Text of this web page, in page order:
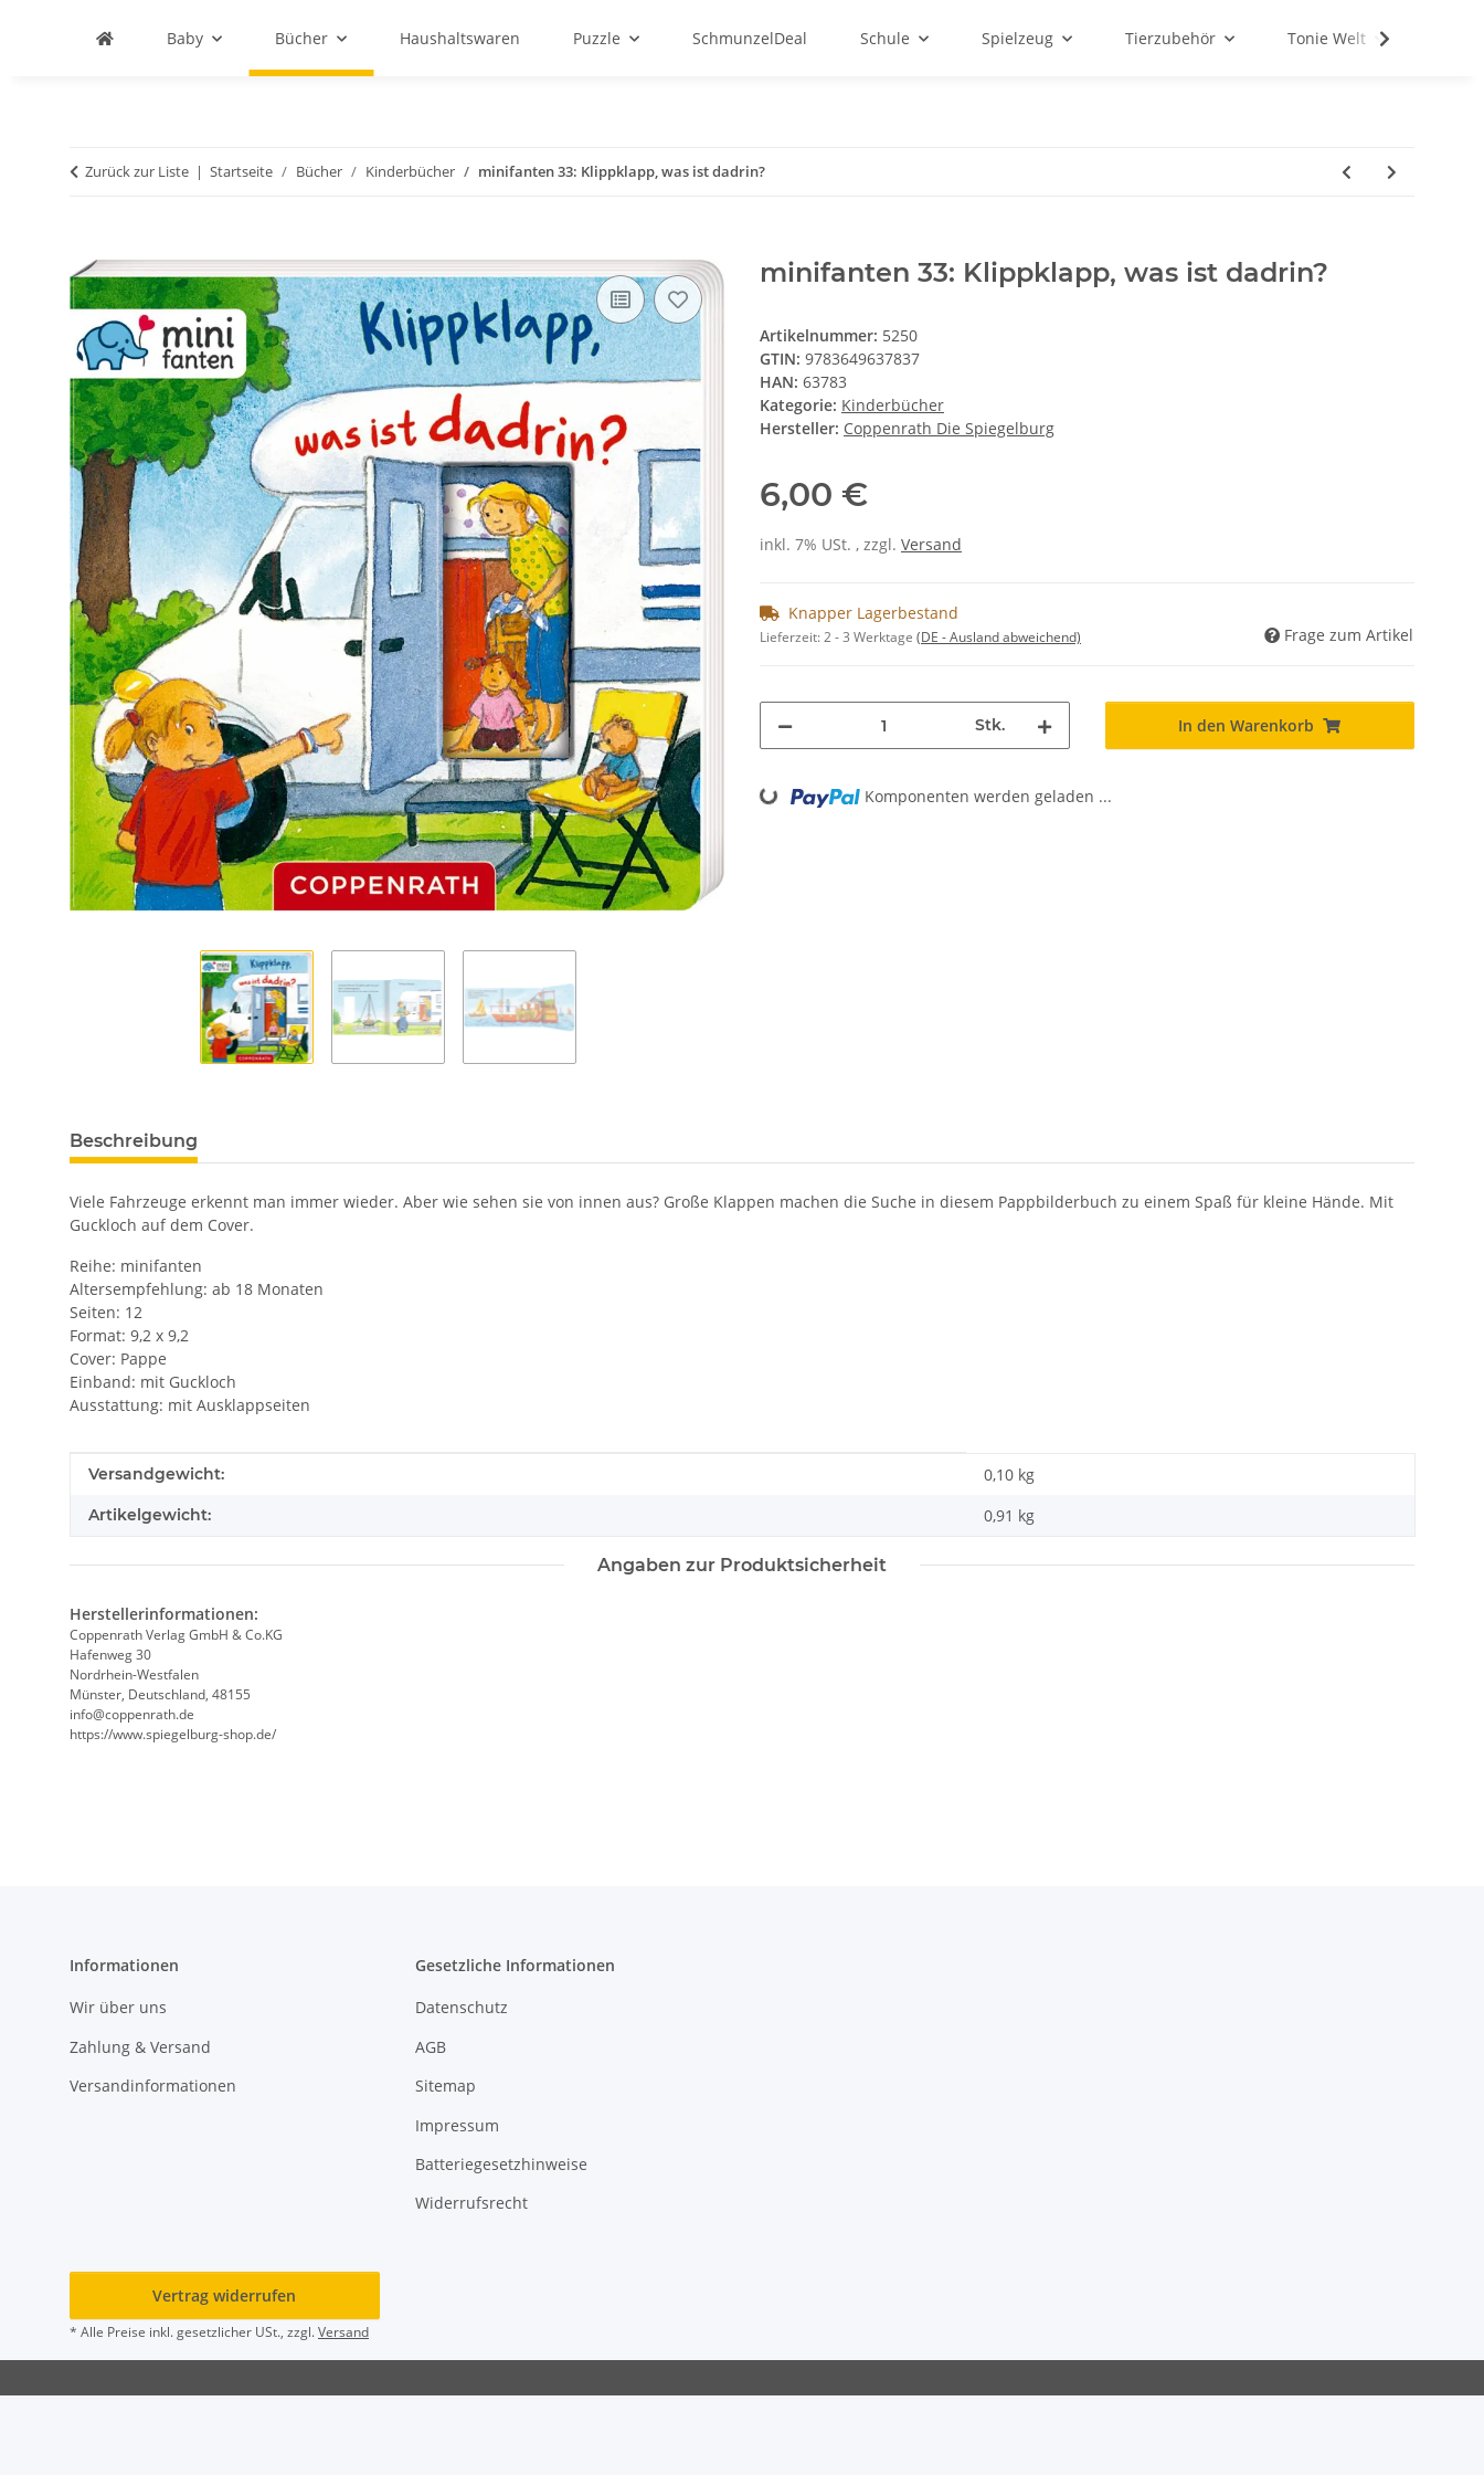
Baby Bücher Haushaltswaren Puzzle SchmunzelDeal Schule Spielzeug Tierzubehör Tonie Welt
Zurück zur Liste Startseite Bücher Kinderbücher minifanten 33: Klippklapp, was ist dadrin?
minifanten 33: Klippklapp, was ist dadrin?
Artikelnummer: 5250
GTIN: 9783649637837
HAN: 63783
Kategorie: Kinderbücher
Hersteller: Coppenrath Die Spiegelburg
6,00 €
inkl. 7% USt. , zzgl. Versand
Knapper Lagerbestand
Lieferzeit:2 - 3 Werktage (DE - Ausland abweichend) Frage zum Artikel
Stk. In den Warenkorb
Loading... Komponenten werden geladen ...
Beschreibung
Viele Fahrzeuge erkennt man immer wieder. Aber wie sehen sie von innen aus? Große Klappen machen die Suche in diesem Pappbilderbuch zu einem Spaß für kleine Hände. Mit
Guckloch auf dem Cover.
Reihe: minifanten
Altersempfehlung: ab 18 Monaten
Seiten: 12
Format: 9,2 x 9,2
Cover: Pappe
Einband: mit Guckloch
Ausstattung: mit Ausklappseiten
Produkteigenschaft
Wert
Versandgewicht: 0,10 kg
Artikelgewicht: 0,91 kg
Angaben zur Produktsicherheit
Herstellerinformationen:
Coppenrath Verlag GmbH & Co.KG
Hafenweg 30
Nordrhein-Westfalen
Münster, Deutschland, 48155
info@coppenrath.de
https://www.spiegelburg-shop.de/
Informationen
Wir über uns
Zahlung & Versand
Versandinformationen
Gesetzliche Informationen
Datenschutz
AGB
Sitemap
Impressum
Batteriegesetzhinweise
Widerrufsrecht
Vertrag widerrufen
* Alle Preise inkl. gesetzlicher USt., zzgl.Versand